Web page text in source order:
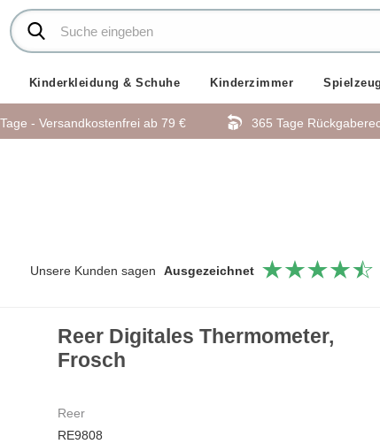
Kinderkleidung & Schuhe Kinderzimmer Spielzeug
- Versandkostenfrei ab 79 € 365 Tage
Unsere Kunden sagen Ausgezeichnet
Reer Digitales Thermometer,
Frosch
Reer
RE9808